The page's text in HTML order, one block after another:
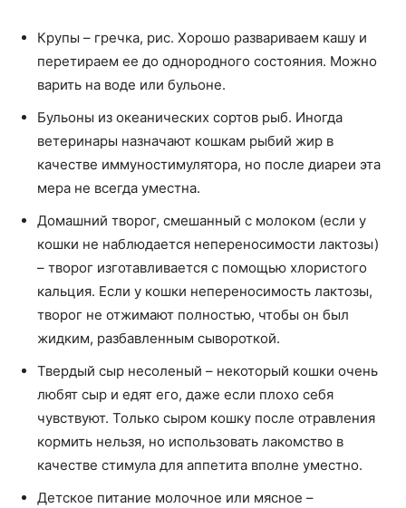
Крупы – гречка, рис. Хорошо развариваем кашу и
перетираем ее до однородного состояния. Можно
варить на воде или бульоне.
Бульоны из океанических сортов рыб. Иногда
ветеринары назначают кошкам рыбий жир в
качестве иммуностимулятора, но после диареи эта
мера не всегда уместна.
Домашний творог, смешанный с молоком (если у
кошки не наблюдается непереносимости лактозы)
– творог изготавливается с помощью хлористого
кальция. Если у кошки непереносимость лактозы,
творог не отжимают полностью, чтобы он был
жидким, разбавленным сывороткой.
Твердый сыр несоленый – некоторый кошки очень
любят сыр и едят его, даже если плохо себя
чувствуют. Только сыром кошку после отравления
кормить нельзя, но использовать лакомство в
качестве стимула для аппетита вполне уместно.
Детское питание молочное или мясное –